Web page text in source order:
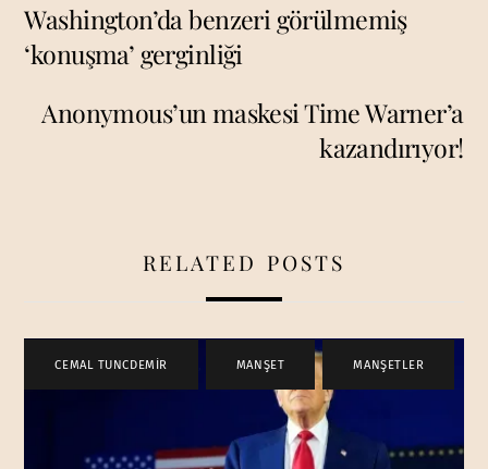
Washington’da benzeri görülmemiş
‘konuşma’ gerginliği
Anonymous’un maskesi Time Warner’a
kazandırıyor!
RELATED POSTS
CEMAL TUNCDEMİR MANŞET , MANŞETLER